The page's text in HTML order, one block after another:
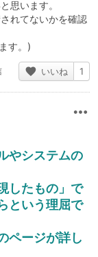
思います。
れてないかを確認
す。)
いいね 1
やシステムの
したもの」で
という理屈で
ページが詳し